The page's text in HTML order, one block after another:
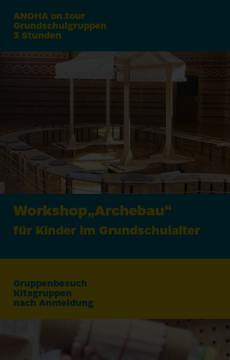
Workshop​„Archebau“
für Kinder im Grundschulalter
ANOHA on.tour
Grundschulgruppen
3 Stunden
Gruppenbesuch
Kitagruppen
nach Anmeldung